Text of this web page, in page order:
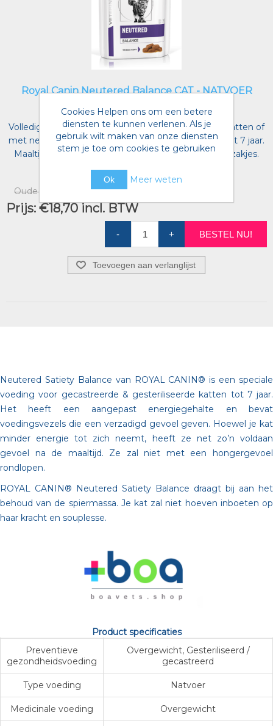
Royal Canin Neutered Balance CAT - NATVOER
Volledig diervoeder voor gesteriliseerde volwassen katten of
met neiging tot gewichtstoename. Van sterilisatie tot 7 jaar.
Maaltijdzakjes van 85gr, verpakt in een doos per 12 zakjes.
Artikelnummer voorraad referentie:
Oude prijs: €19,45 incl. BTW
Prijs: €18,70 incl. BTW
- + BESTEL NU!
Toevoegen aan verlanglijst
Neutered Satiety Balance van ROYAL CANIN® is een speciale
voeding voor gecastreerde & gesteriliseerde katten tot 7 jaar.
Het heeft een aangepast energiegehalte en bevat
voedingsvezels die een verzadigd gevoel geven. Hoewel je kat
minder energie tot zich neemt, heeft ze net zo’n voldaan
gevoel na de maaltijd. Ze zal niet met een hongergevoel
rondlopen.
ROYAL CANIN® Neutered Satiety Balance draagt bij aan het
behoud van de spiermassa. Je kat zal niet hoeven inboeten op
haar kracht en souplesse.
Product specificaties
Preventieve
gezondheidsvoeding
Overgewicht, Gesteriliseerd /
gecastreerd
Type voeding Natvoer
Medicinale voeding Overgewicht
Cookies Helpen ons om een betere
diensten te kunnen verlenen. Als je
gebruik wilt maken van onze diensten
stem je toe om cookies te gebruiken
Ok Meer weten